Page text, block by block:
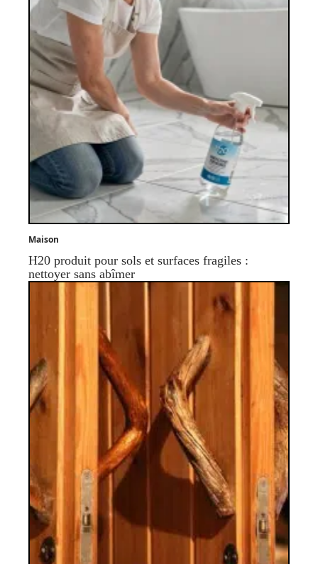
Maison
H20 produit pour sols et surfaces fragiles :
nettoyer sans abîmer